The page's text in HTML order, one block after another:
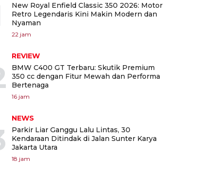
New Royal Enfield Classic 350 2026: Motor
Retro Legendaris Kini Makin Modern dan
Nyaman
22 jam
REVIEW
BMW C400 GT Terbaru: Skutik Premium
350 cc dengan Fitur Mewah dan Performa
Bertenaga
16 jam
NEWS
Parkir Liar Ganggu Lalu Lintas, 30
Kendaraan Ditindak di Jalan Sunter Karya
Jakarta Utara
18 jam